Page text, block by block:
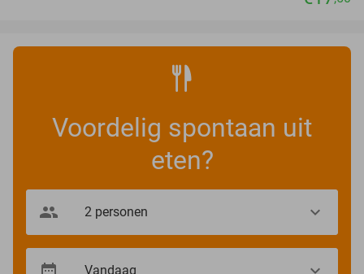
Voordelig spontaan uit
eten?